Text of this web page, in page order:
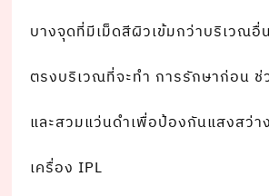
บางจุดที่มีเม็ดสีผิวเข้มกว่าบริเวณอื่น
ตรงบริเวณที่จะทํา การรักษาก่อน ช่
และสวมแว่นดําเพื่อป้องกันแสงสว่า
เครื่อง IPL